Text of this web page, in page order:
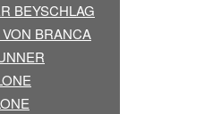
BEYSCHLAG
BRANCA